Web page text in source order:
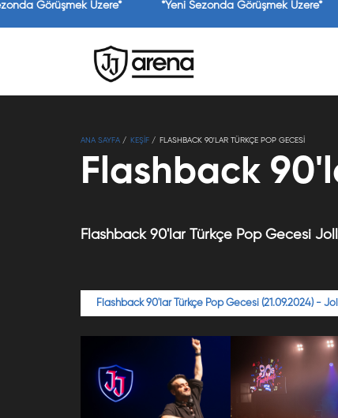
Görüşmek Üzere* *Yeni Sezonda Görüşmek Üzere*
ANA SAYFA KEŞİF FLASHBACK 90'LAR TÜRKÇE POP GECESI
Flashback
Flashback 90'lar Türkçe Pop Gecesi
Flashback 90'lar Türkçe Pop Gecesi (21.09.2024) -